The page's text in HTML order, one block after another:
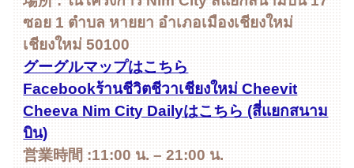
ซอย 1 ตำบล หายยา อำเภอเมืองเชียงใหม่
เชียงใหม่ 50100
グーグルマップはこちら
Facebookร้านชีวิตชีวาเชียงใหม่ Cheevit
Cheeva Nim City Dailyはこちら (สี่แยกสนาม
บิน)
営業時間 :11:00 น. – 21:00 น.